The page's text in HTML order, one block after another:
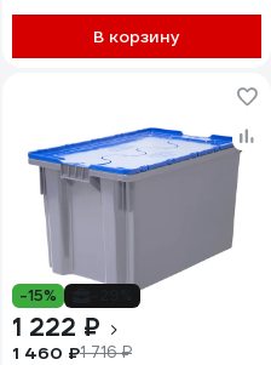
В корзину
-15%
1 222 ₽
1 460 ₽1 716 ₽